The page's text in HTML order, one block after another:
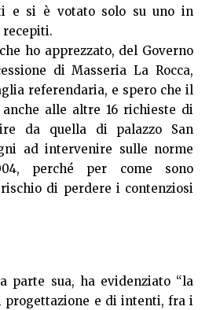
e si è votato solo su uno in
recepiti.
ho apprezzato, del Governo
di Masseria La Rocca,
referendaria, e spero che il
alle altre 16 richieste di
da quella di palazzo San
ad intervenire sulle norme
perché per come sono
di perdere i contenziosi
parte sua, ha evidenziato “la
e di intenti, fra i